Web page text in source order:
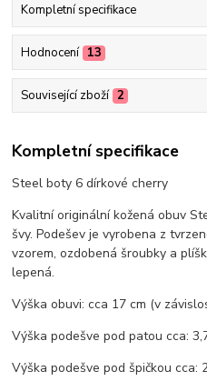
Kompletní specifikace
Hodnocení 13
Související zboží 2
Kompletní specifikace
Steel boty 6 dírkové cherry
Kvalitní originální kožená obuv
švy. Podešev je vyrobena z
vzorem, ozdobená šroubky a
lepená.
Výška obuvi: cca 17 cm (v
Výška podešve pod patou cca:
Výška podešve pod špičkou cca: